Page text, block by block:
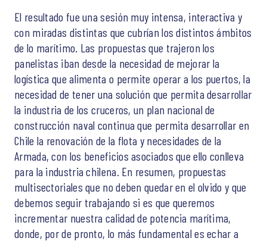
El resultado fue una sesión muy intensa, interactiva y
con miradas distintas que cubrían los distintos ámbitos
de lo marítimo. Las propuestas que trajeron los
panelistas iban desde la necesidad de mejorar la
logística que alimenta o permite operar a los puertos, la
necesidad de tener una solución que permita desarrollar
la industria de los cruceros, un plan nacional de
construcción naval continua que permita desarrollar en
Chile la renovación de la flota y necesidades de la
Armada, con los beneficios asociados que ello conlleva
para la industria chilena. En resumen, propuestas
multisectoriales que no deben quedar en el olvido y que
debemos seguir trabajando si es que queremos
incrementar nuestra calidad de potencia marítima,
donde, por de pronto, lo más fundamental es echar a